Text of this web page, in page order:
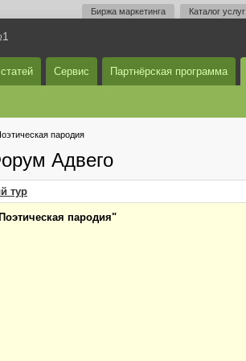
Биржа маркетинга Каталог услуг
Сервис Партнёрская программа
пародия
Адвего
тур
пародия"